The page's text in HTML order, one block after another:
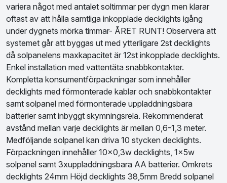
variera något med antalet soltimmar per dygn men klarar
oftast av att hålla samtliga inkopplade decklights igång
under dygnets mörka timmar- ÅRET RUNT! Observera att
systemet går att byggas ut med ytterligare 2st decklights
då solpanelens maxkapacitet är 12st inkopplade decklights.
Enkel installation med vattentäta snabbkontakter.
Kompletta konsumentförpackningar som innehåller
decklights med förmonterade kablar och snabbkontakter
samt solpanel med förmonterade uppladdningsbara
batterier samt inbyggt skymningsrelä. Rekommenderat
avstånd mellan varje decklights är mellan 0,6-1,3 meter.
Medföljande solpanel kan driva 10 stycken decklights.
Förpackningen innehåller 10x0,3w decklights, 1x5w
solpanel samt 3xuppladdningsbara AA batterier. Omkrets
decklights 24mm Höjd decklights 38,5mm Bredd solpanel